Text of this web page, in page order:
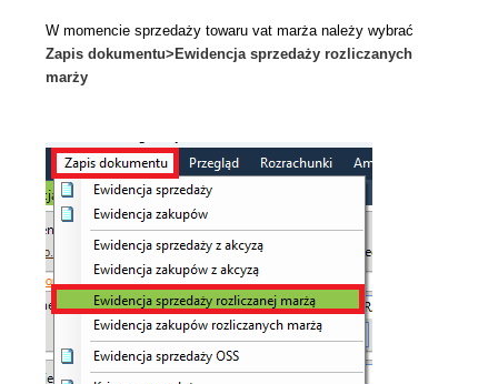
W momencie sprzedaży towaru vat marża należy wybrać
Zapis dokumentu>Ewidencja sprzedaży rozliczanych
marży